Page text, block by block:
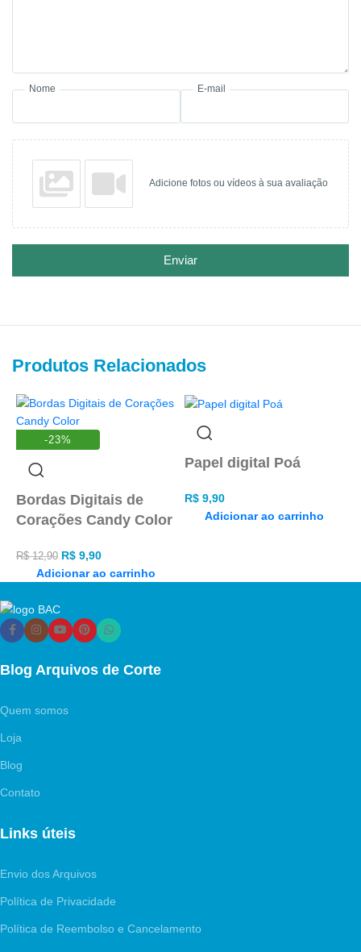
Nome E-mail
Adicione fotos ou vídeos à sua avaliação
Enviar
Produtos Relacionados
-23%
Bordas Digitais de
Corações Candy Color
R$12,90 R$ 9,90
Adicionar ao carrinho
Papel digital Poá
R$9,90
Adicionar ao carrinho
Blog Arquivos de Corte
Quem somos
Loja
Blog
Contato
Links úteis
Envio dos Arquivos
Política de Privacidade
Política de Reembolso e Cancelamento